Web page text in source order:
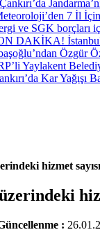
Çankırı’da
7 İl
ve SGK borçları
DAKİKA!
Özgür
Yaylakent
Kar Yağışı
hizmet
: